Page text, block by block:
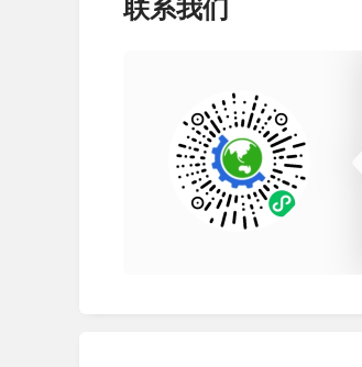
联系我们